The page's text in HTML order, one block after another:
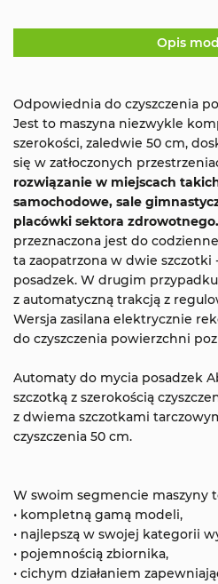
Opis
Odpowiednia do czyszczenia
Jest to maszyna niezwykle
szerokości, zaledwie 50 cm,
się w zatłoczonych
rozwiązanie w miejscach
samochodowe, sale
placówki sektora zdrowotnego.
przeznaczona jest do
ta zaopatrzona w dwie szczotki
posadzek. W drugim
z automatyczną trakcją z
Wersja zasilana elektrycznie
do czyszczenia powierzchni
Automaty do mycia posadzek
szczotką z szerokością
z dwiema szczotkami
czyszczenia 50 cm.
W swoim segmencie maszyny
• kompletną gamą modeli,
• najlepszą w swojej kategorii
• pojemnością zbiornika,
• cichym działaniem